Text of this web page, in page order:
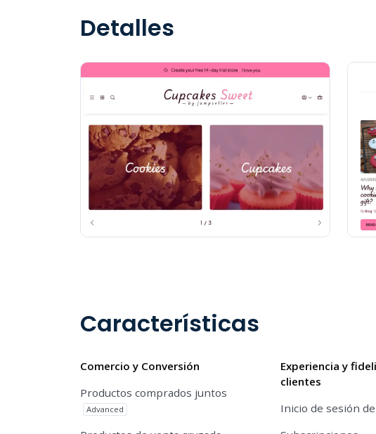
Detalles
Características
Comercio y Conversión
Productos comprados juntos
Advanced
Experiencia y
clientes
Inicio de sesión